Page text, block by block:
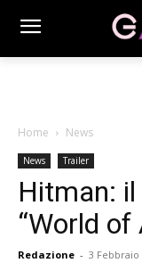
Home News
News Trailer
Hitman:
“World of
Redazione - 3 Febbraio